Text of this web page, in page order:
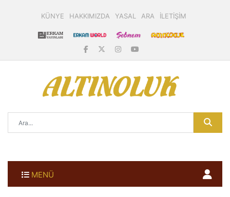
KÜNYE HAKKIMIZDA YASAL ARA İLETİŞİM
MENÜ